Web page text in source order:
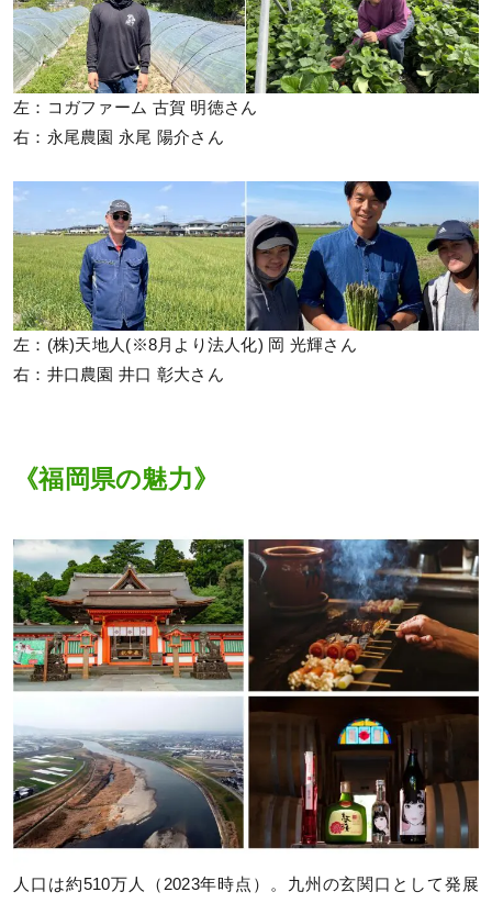
左：コガファーム 古賀 明徳さん
右：永尾農園 永尾 陽介さん
左：(株)天地人(※8月より法人化) 岡 光輝さん
右：井口農園 井口 彰大さん
《福岡県の魅力》
人口は約510万人（2023年時点）。九州の玄関口として発展